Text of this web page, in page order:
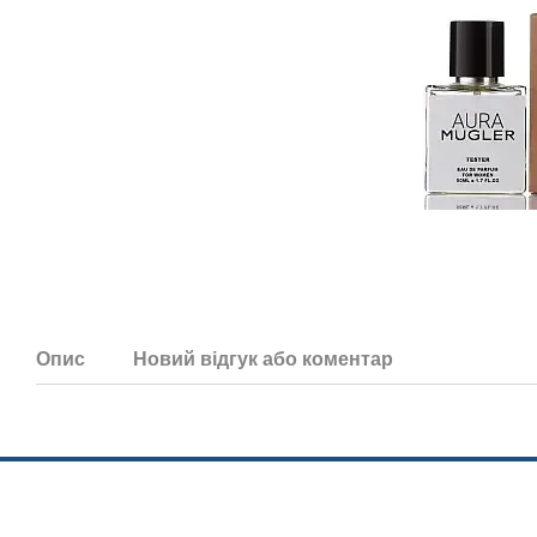
Опис Новий відгук або коментар